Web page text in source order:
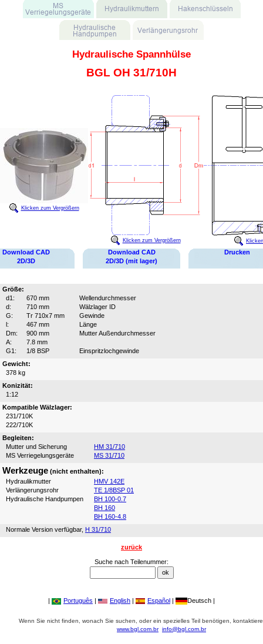
Hydraulische Spannhülse
BGL OH 31/710H
Klicken zum Vergrößern
Klicken zum Vergrößern
Download CAD
2D/3D
Download CAD
2D/3D (mit lager)
Drucken
Größe:
d1:
670 mm
Wellendurchmesser
d:
710 mm
Wälzlager ID
G:
Tr 710x7 mm
Gewinde
l:
467 mm
Länge
Dm:
900 mm
Mutter Außendurchmesser
A:
7.8 mm
G1:
1/8 BSP
Einspritzlochgewinde
Gewicht:
378 kg
Konizität:
1:12
Kompatible Wälzlager:
231/710K
222/710K
Begleiten:
Mutter und Sicherung
HM 31/710
MS Verriegelungsgeräte
MS 31/710
Werkzeuge (nicht enthalten):
Hydraulikmutter
HMV 142E
Verlängerungsrohr
TE 1/8BSP 01
Hydraulische Handpumpen
BH 100-0.7
BH 160
BH 160-4.8
Normale Version verfügbar, H 31/710
zurück
Suche nach Teilenummer:
| Português | English | Español | Deutsch |
Wenn Sie nicht finden, wonach Sie suchen, oder ein spezielles Teil benötigen,
www.bgl.com.br info@bgl.com.br